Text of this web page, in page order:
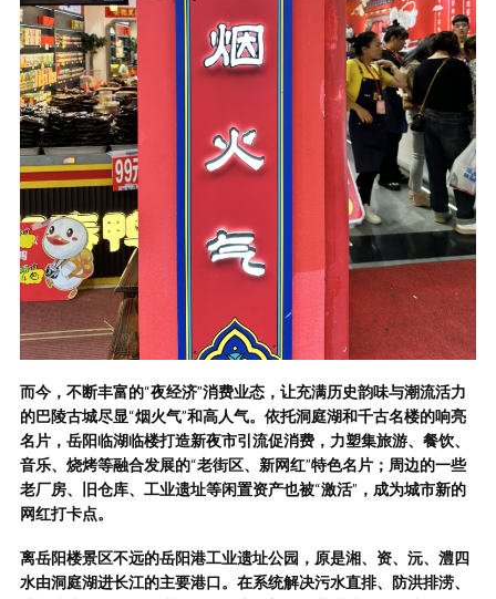
而今，不断丰富的“夜经济”消费业态，让充满历史韵味与潮流活力
的巴陵古城尽显“烟火气”和高人气。依托洞庭湖和千古名楼的响亮
名片，岳阳临湖临楼打造新夜市引流促消费，力塑集旅游、餐饮、
音乐、烧烤等融合发展的“老街区、新网红”特色名片；周边的一些
老厂房、旧仓库、工业遗址等闲置资产也被“激活” ，成为城市新的
网红打卡点。
离岳阳楼景区不远的岳阳港工业遗址公园，原是湘、资、沅、澧四
水由洞庭湖进长江的主要港口。在系统解决污水直排、防洪排涝、